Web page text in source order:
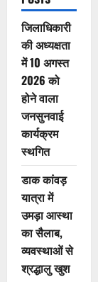
जिलाधिकारी
की अध्यक्षता
में 10 अगस्त
2026 को
होने वाला
जनसुनवाई
कार्यक्रम
स्थगित
डाक कांवड़
यात्रा में
उमड़ा आस्था
का सैलाब,
व्यवस्थाओं से
श्रद्धालु खुश